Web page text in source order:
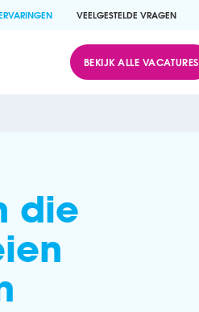
VEELGESTELDE VRAGEN
BEKIJK ALLE VACATURES
die